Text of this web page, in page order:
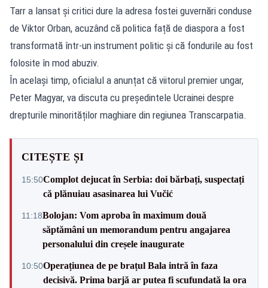
Tarr a lansat și critici dure la adresa fostei guvernări conduse
de Viktor Orban, acuzând că politica față de diaspora a fost
transformată într-un instrument politic și că fondurile au fost
folosite în mod abuziv.
În același timp, oficialul a anunțat că viitorul premier ungar,
Peter Magyar, va discuta cu președintele Ucrainei despre
drepturile minorităților maghiare din regiunea Transcarpatia.
CITEȘTE ȘI
15:50Complot dejucat în Serbia: doi bărbați, suspectați
că plănuiau asasinarea lui Vučić
11:18Bolojan: Vom aproba în maximum două
săptămâni un memorandum pentru angajarea
personalului din creșele inaugurate
10:50Operațiunea de pe brațul Bala intră în faza
decisivă. Prima barjă ar putea fi scufundată la ora